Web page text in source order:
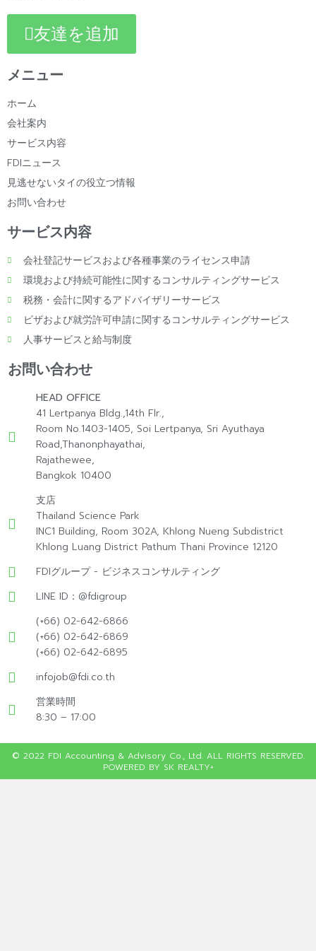
友達を追加
メニュー
ホーム
会社案内
サービス内容
FDIニュース
見逃せないタイの役立つ情報
お問い合わせ
サービス内容
会社登記サービスおよび各種事業のライセンス申請
環境および持続可能性に関するコンサルティングサービス
税務・会計に関するアドバイザリーサービス
ビザおよび就労許可申請に関するコンサルティングサービス
人事サービスと給与制度
お問い合わせ
HEAD OFFICE
41 Lertpanya Bldg.,14th Flr.,
Room No.1403-1405, Soi Lertpanya, Sri Ayuthaya
Road,Thanonphayathai,
Rajathewee,
Bangkok 10400
支店
Thailand Science Park
INC1 Building, Room 302A, Khlong Nueng Subdistrict
Khlong Luang District Pathum Thani Province 12120
FDIグループ - ビジネスコンサルティング
LINE ID：@fdigroup
(+66) 02-642-6866
(+66) 02-642-6869
(+66) 02-642-6895
infojob@fdi.co.th
営業時間
8:30 – 17:00
© 2022 FDI Accounting & Advisory Co., Ltd. ALL RIGHTS RESERVED.
POWERED BY SK REALTY+